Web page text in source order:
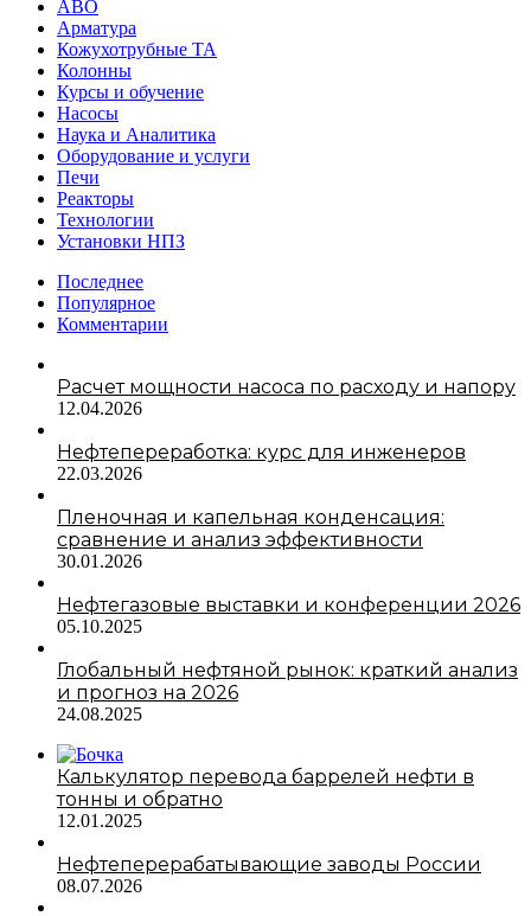
АВО
Арматура
Кожухотрубные ТА
Колонны
Курсы и обучение
Насосы
Наука и Аналитика
Оборудование и услуги
Печи
Реакторы
Технологии
Установки НПЗ
Последнее
Популярное
Комментарии
Расчет мощности насоса по расходу и напору
12.04.2026
Нефтепереработка: курс для инженеров
22.03.2026
Пленочная и капельная конденсация:
сравнение и анализ эффективности
30.01.2026
Нефтегазовые выставки и конференции 2026
05.10.2025
Глобальный нефтяной рынок: краткий анализ
и прогноз на 2026
24.08.2025
Калькулятор перевода баррелей нефти в
тонны и обратно
12.01.2025
Нефтеперерабатывающие заводы России
08.07.2026